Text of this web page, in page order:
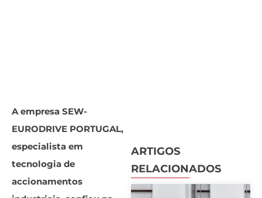
A empresa SEW-
EURODRIVE PORTUGAL,
especialista em
tecnologia de
accionamentos
ARTIGOS
RELACIONADOS